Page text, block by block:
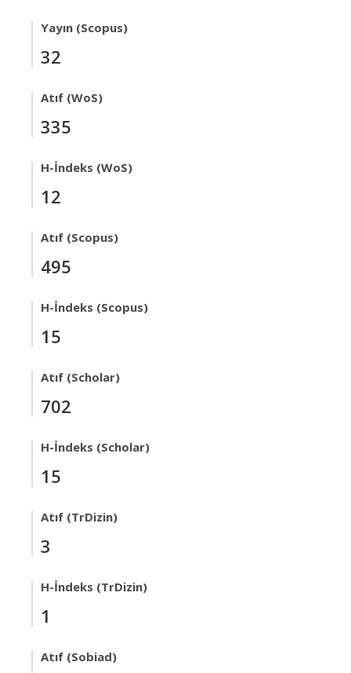
Yayın (Scopus)
32
Atıf (WoS)
335
H-İndeks (WoS)
12
Atıf (Scopus)
495
H-İndeks (Scopus)
15
Atıf (Scholar)
702
H-İndeks (Scholar)
15
Atıf (TrDizin)
3
H-İndeks (TrDizin)
1
Atıf (Sobiad)